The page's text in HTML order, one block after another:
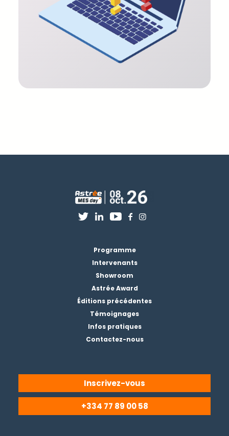
Programme
Intervenants
Showroom
Astrée Award
Éditions précédentes
Témoignages
Infos pratiques
Contactez-nous
Inscrivez-vous
+334 77 89 00 58